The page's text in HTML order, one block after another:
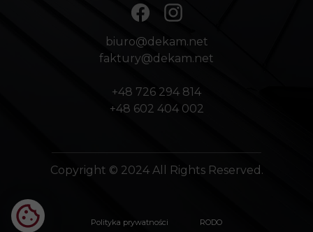
Polityka prywatności RODO
Copyright © 2024 All Rights Reserved.
biuro@dekam.net
faktury@dekam.net
+48 726 294 814
+48 602 404 002